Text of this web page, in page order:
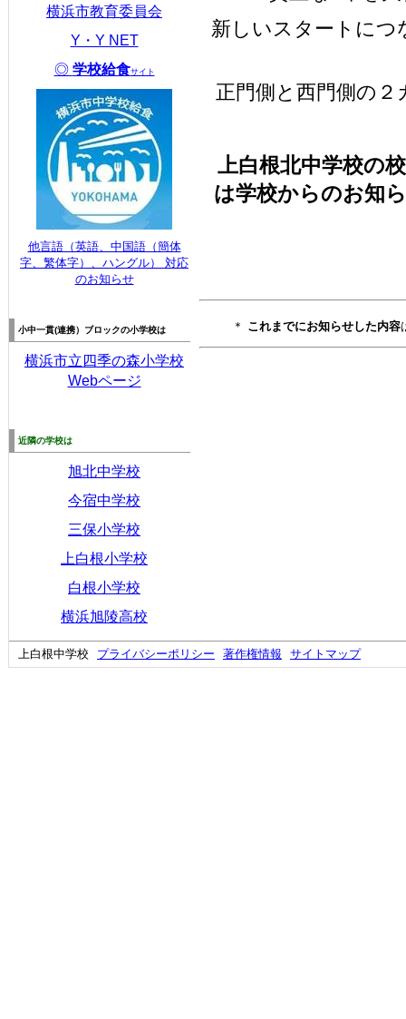
横浜市教育委員会
Y・Y NET
◎ 学校給食サイト
他言語（英語、中国語（簡体
字、繁体字）、ハングル） 対応
のお知らせ
小中一貫(連携） ブロックの小学校は
横浜市立四季の森小学校
Webページ
近隣の学校は
旭北中学校
今宿中学校
三保小学校
上白根小学校
白根小学校
横浜旭陵高校
新しいスタートにつ
正門側と西門側の
上白根北中学校の
は学校からのお知
＊ これまでにお知らせした内容
上白根中学校 プライバシーポリシー 著作権情報 サイトマップ